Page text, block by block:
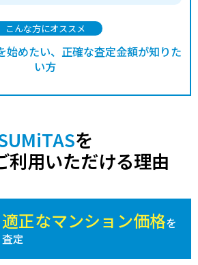
こんな方にオススメ
始めたい、正確な査定金額が知りた
い方
を
利用いただける理由
適正なマンション価格を
査定